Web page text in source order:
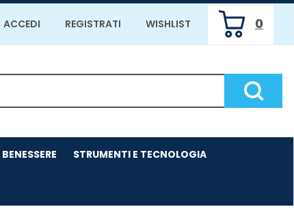
ACCEDI REGISTRATI WISHLIST 0
ARTICOLI
INSERITI
Cerca
STRUMENTI E TECNOLOGIA